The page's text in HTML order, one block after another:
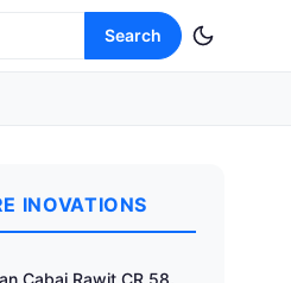
Search
INOVATIONS
Cabai Rawit CR 58,